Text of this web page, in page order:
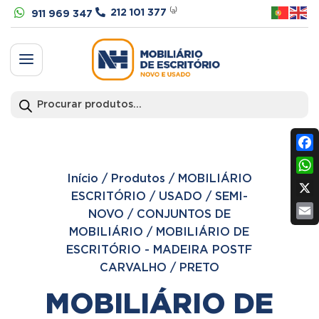
 911 969 347  212 101 377 ⁽ᵃ⁾
a
search
Início / Produtos / MOBILIÁRIO
ESCRITÓRIO / USADO / SEMI-
NOVO / CONJUNTOS DE
MOBILIÁRIO / MOBILIÁRIO DE
ESCRITÓRIO - MADEIRA POSTF
CARVALHO / PRETO
MOBILIÁRIO DE
X